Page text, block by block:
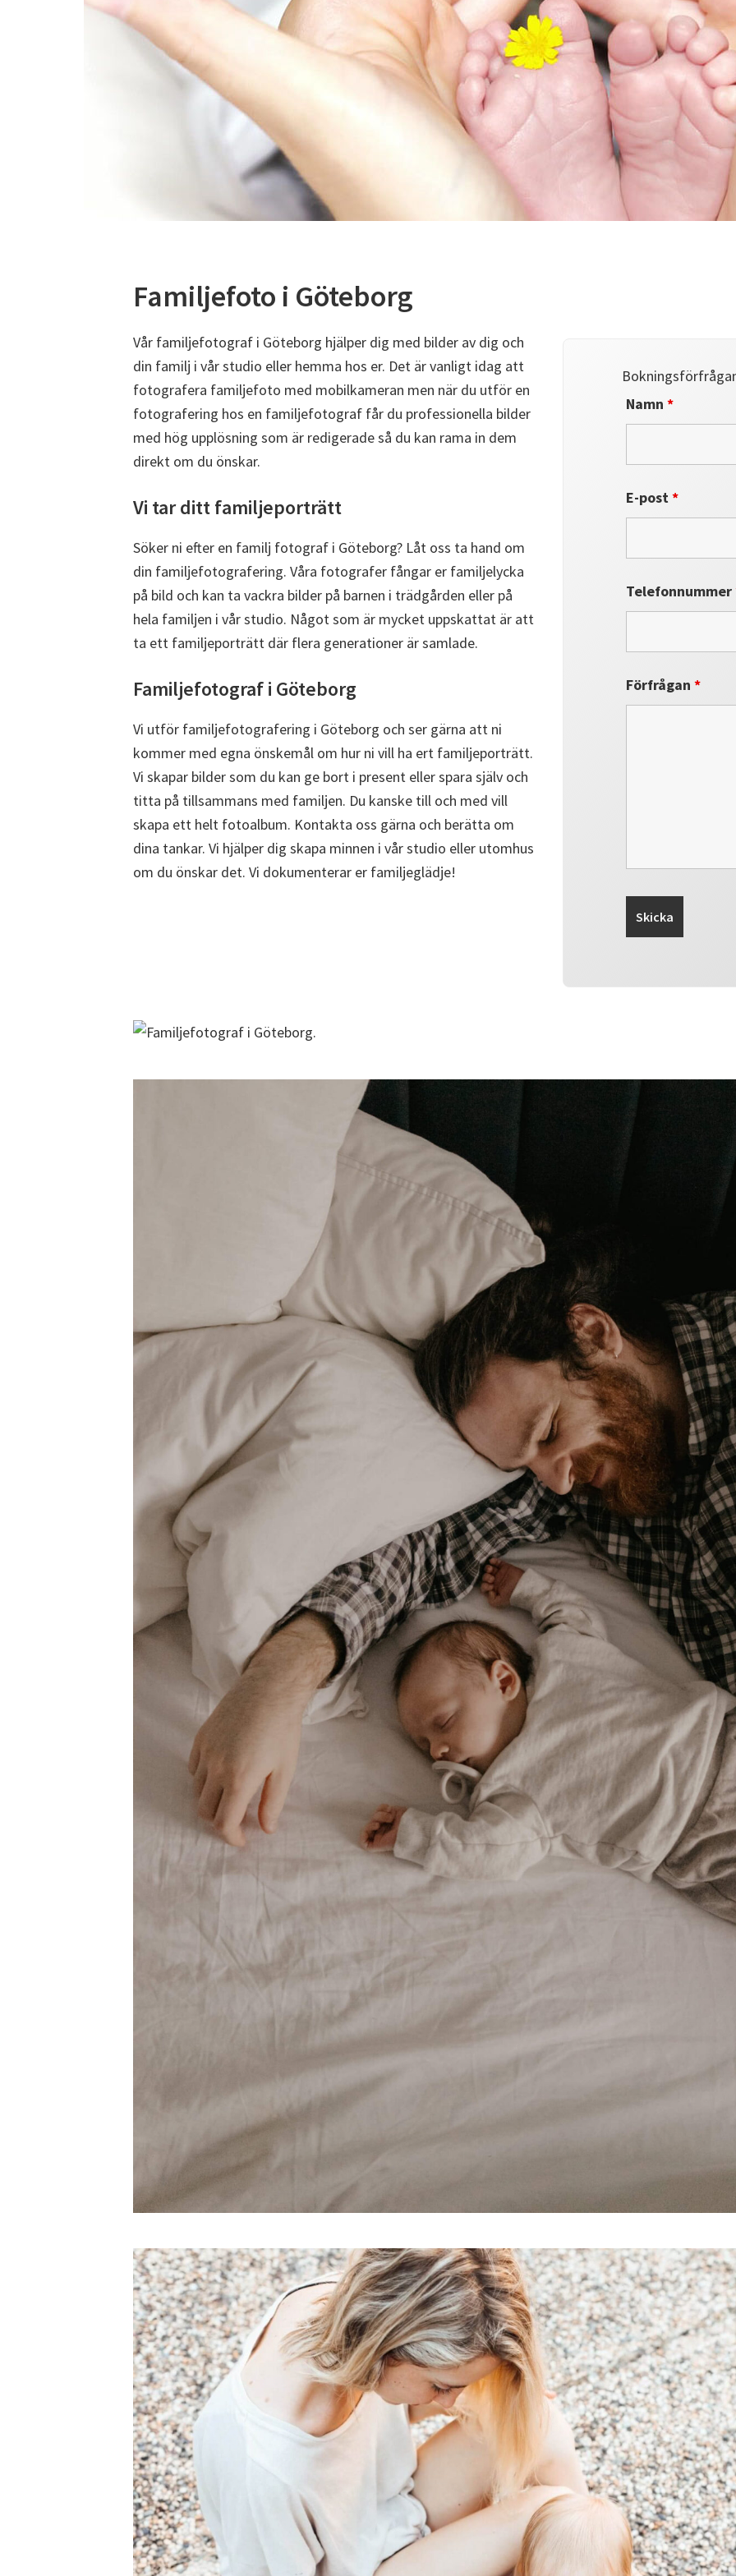
Familjefoto i Göteborg
Vår familjefotograf i Göteborg hjälper dig med bilder av dig och
din familj i vår studio eller hemma hos er. Det är vanligt idag att
fotografera familjefoto med mobilkameran men när du utför en
fotografering hos en familjefotograf får du professionella bilder
med hög upplösning som är redigerade så du kan rama in dem
direkt om du önskar.
Vi tar ditt familjeporträtt
Söker ni efter en familj fotograf i Göteborg? Låt oss ta hand om
din familjefotografering. Våra fotografer fångar er familjelycka
på bild och kan ta vackra bilder på barnen i trädgården eller på
hela familjen i vår studio. Något som är mycket uppskattat är att
ta ett familjeporträtt där flera generationer är samlade.
Familjefotograf i Göteborg
Vi utför familjefotografering i Göteborg och ser gärna att ni
kommer med egna önskemål om hur ni vill ha ert familjeporträtt.
Vi skapar bilder som du kan ge bort i present eller spara själv och
titta på tillsammans med familjen. Du kanske till och med vill
skapa ett helt fotoalbum. Kontakta oss gärna och berätta om
dina tankar. Vi hjälper dig skapa minnen i vår studio eller utomhus
om du önskar det. Vi dokumenterar er familjeglädje!
Namn*
E-post*
Telefonnummer
Förfrågan*